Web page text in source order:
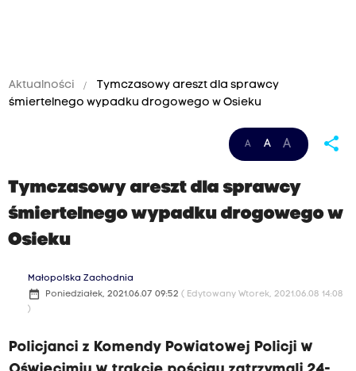
Aktualności
Tymczasowy areszt dla sprawcy
śmiertelnego wypadku drogowego w Osieku
A A A share
Tymczasowy areszt dla sprawcy
śmiertelnego wypadku drogowego w
Osieku
Małopolska Zachodnia
date_range Poniedziałek, 2021.06.07 09:52 ( Edytowany Wtorek, 2021.06.08 14:08
)
Policjanci z Komendy Powiatowej Policji w